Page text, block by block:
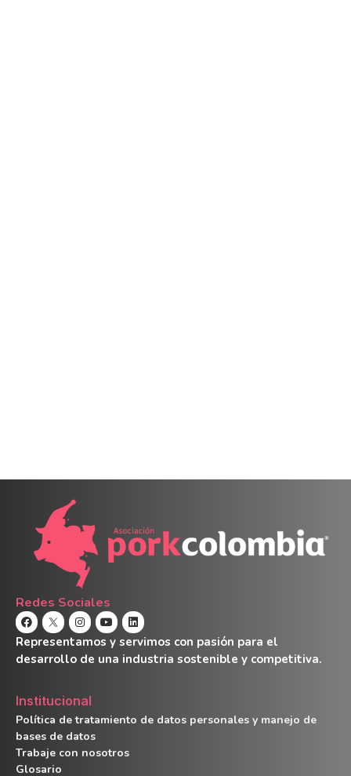
Redes Sociales
Representamos y servimos con pasión para el
desarrollo de una industria sostenible y competitiva.
Institucional
Política de tratamiento de datos personales y manejo de
bases de datos
Trabaje con nosotros
Glosario